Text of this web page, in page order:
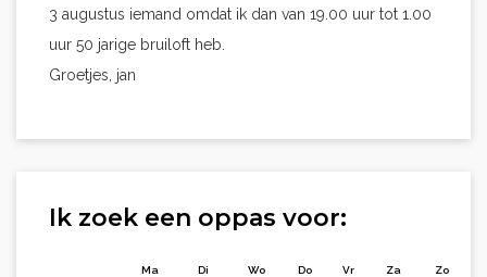
3 augustus iemand omdat ik dan van 19.00 uur tot 1.00
uur 50 jarige bruiloft heb.
Groetjes, jan
Ik zoek een oppas voor:
Ma Di Wo Do Vr Za Zo